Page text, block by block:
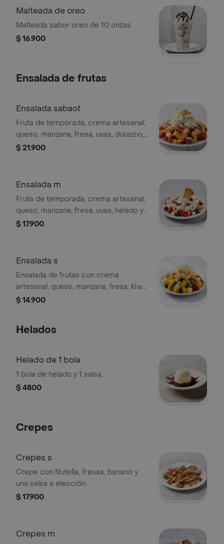
Malteada de oreo
Malteada sabor oreo de 10 onzas
$ 16.900
Ensalada de frutas
Ensalada sabaot
Fruta de temporada, crema artesanal,
queso, manzana, fresa, uvas, durazno,
gelatina, 2 helados y galleta.
$ 21.900
Ensalada m
Fruta de temporada, crema artesanal,
queso, manzana, fresa, uvas, helado y
galleta.
$ 17.900
Ensalada s
Ensalada de frutas con crema
artesanal, queso, manzana, fresa, kiwi,
arándanos, mango y galleta.
$ 14.900
Helados
Helado de 1 bola
1 bola de helado y 1 salsa.
$ 4800
Crepes
Crepes s
Crepe con Nutella, fresas, banano y
una salsa a elección.
$ 17.900
Crepes m